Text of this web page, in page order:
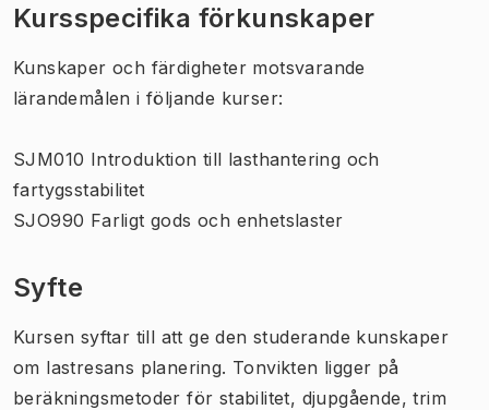
Kursspecifika förkunskaper
Kunskaper och färdigheter motsvarande
lärandemålen i följande kurser:
SJM010 Introduktion till lasthantering och
fartygsstabilitet
SJO990 Farligt gods och enhetslaster
Syfte
Kursen syftar till att ge den studerande kunskaper
om lastresans planering. Tonvikten ligger på
beräkningsmetoder för stabilitet, djupgående, trim